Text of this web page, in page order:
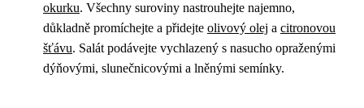
okurku. Všechny suroviny nastrouhejte najemno,
důkladně promíchejte a přidejte olivový olej a citronovou
šťávu. Salát podávejte vychlazený s nasucho opraženými
dýňovými, slunečnicovými a lněnými semínky.